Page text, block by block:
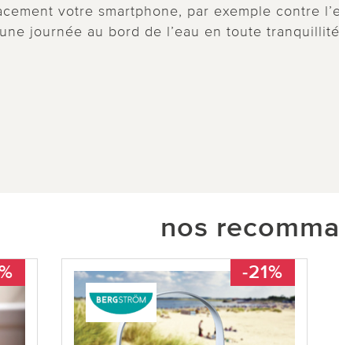
votre smartphone, par exemple contre
journée au bord de l’eau en toute
nos
-21%